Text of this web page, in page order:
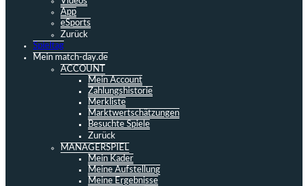
App
eSports
Zurück
Spieltag
Mein match-day.de
ACCOUNT
Mein Account
Zahlungshistorie
Merkliste
Marktwertschätzungen
Besuchte Spiele
Zurück
MANAGERSPIEL
Mein Kader
Meine Aufstellung
Meine Ergebnisse